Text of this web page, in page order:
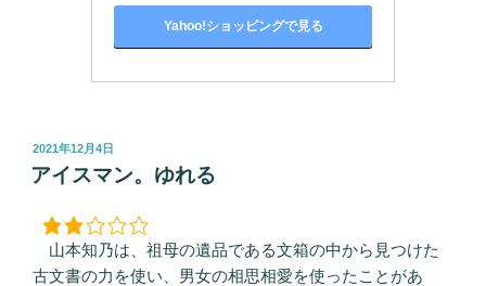
Yahoo!ショッピングで見る
投
稿
日:
2021年12月4日
アイスマン。ゆれる
山本知乃は、祖母の遺品である文箱の中から見つけた
古文書の力を使い、男女の相思相愛を使ったことがあ